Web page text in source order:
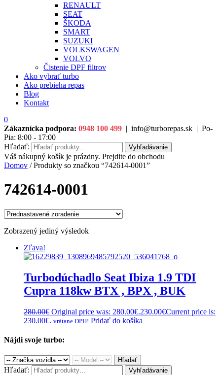
RENAULT
SEAT
ŠKODA
SMART
SUZUKI
VOLKSWAGEN
VOLVO
Čistenie DPF filtrov
Ako vybrať turbo
Ako prebieha repas
Blog
Kontakt
0
Zákaznícka podpora: 0948 100 499 | info@turborepas.sk | Po-
Pia: 8:00 - 17:00
Hľadať:
Vyhľadávanie
Váš nákupný košík je prázdny. Prejdite do obchodu
Domov / Produkty so značkou “742614-0001”
742614-0001
Zobrazený jediný výsledok
Zľava!
Turbodúchadlo Seat Ibiza 1.9 TDI
Cupra 118kw BTX , BPX , BUK
280.00€ Original price was: 280.00€.230.00€Current price is:
230.00€. vrátane DPH! Pridať do košíka
Nájdi svoje turbo:
Hľadať
Hľadať: Vyhľadávanie